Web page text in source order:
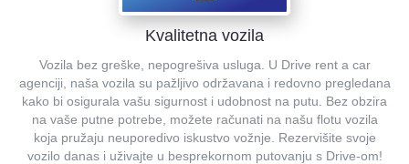
Kvalitetna vozila
Vozila bez greške, nepogrešiva usluga. U Drive rent a car
agenciji, naša vozila su pažljivo održavana i redovno pregledana
kako bi osigurala vašu sigurnost i udobnost na putu. Bez obzira
na vaše putne potrebe, možete računati na našu flotu vozila
koja pružaju neuporedivo iskustvo vožnje. Rezervišite svoje
vozilo danas i uživajte u besprekornom putovanju s Drive-om!